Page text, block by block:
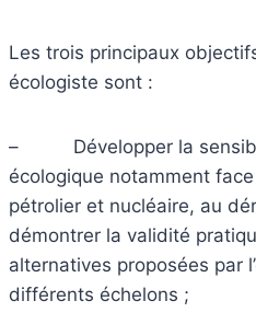
Les trois principaux
écologiste sont :
– Développer la
écologique notamment
pétrolier et nucléaire, au
démontrer la validité
alternatives proposées par
différents échelons ;